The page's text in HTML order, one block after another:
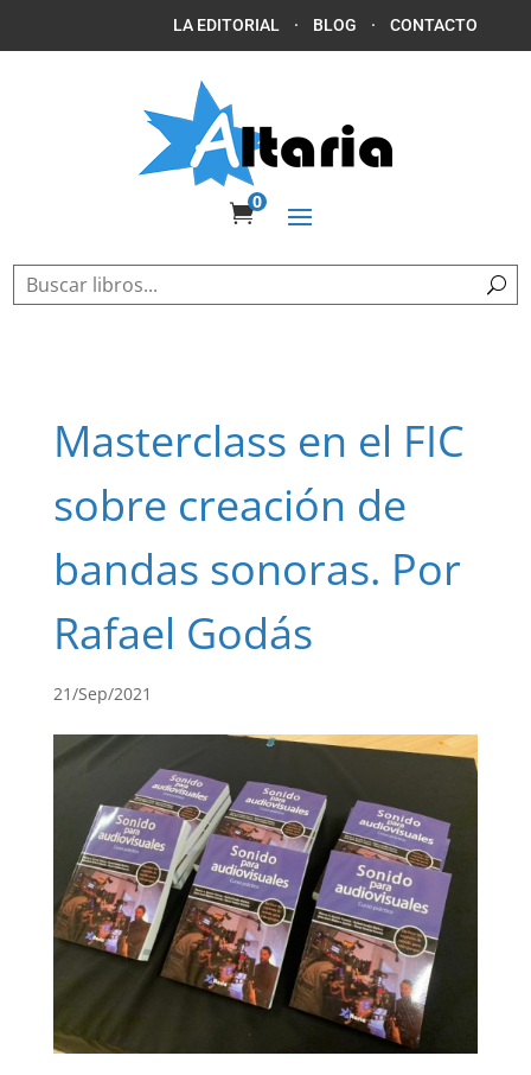
LA EDITORIAL · BLOG ·CONTACTO
0
Masterclass en el FIC
sobre creación de
bandas sonoras. Por
Rafael Godás
21/Sep/2021